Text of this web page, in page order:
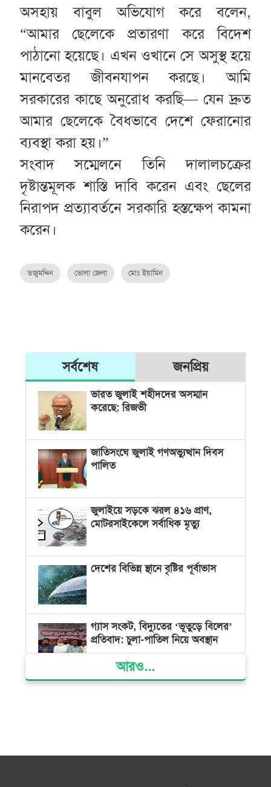
অসহায় বাবুল অভিযোগ করে বলেন,
“আমার ছেলেকে প্রতারণা করে বিদেশ
পাঠানো হয়েছে। এখন ওখানে সে অসুস্থ হয়ে
মানবেতর জীবনযাপন করছে। আমি
সরকারের কাছে অনুরোধ করছি— যেন দ্রুত
আমার ছেলেকে বৈধভাবে দেশে ফেরানোর
ব্যবস্থা করা হয়।”
সংবাদ সম্মেলনে তিনি দালালচক্রের
দৃষ্টান্তমূলক শাস্তি দাবি করেন এবং ছেলের
নিরাপদ প্রত্যাবর্তনে সরকারি হস্তক্ষেপ কামনা
করেন।
তজুমদ্দিন ভোলা জেলা মোঃ ইয়ামিন
সর্বশেষ জনপ্রিয়
ভারত জুলাই শহীদদের অসম্মান
করেছে: রিজভী
জাতিসংঘে জুলাই গণঅভ্যুত্থান দিবস
পালিত
জুলাইয়ে সড়কে ঝরল ৪১৬ প্রাণ,
মোটরসাইকেলে সর্বাধিক মৃত্যু
দেশের বিভিন্ন স্থানে বৃষ্টির পূর্বাভাস
গ্যাস সংকট, বিদ্যুতের ‘ভূতুড়ে বিলের’
প্রতিবাদ: চুলা-পাতিল নিয়ে অবস্থান
ক্ষমতার কেন্দ্র গণভবন থেকে রক্তাক্ত
আরও...